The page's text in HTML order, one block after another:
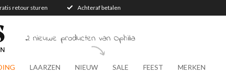
retour sturen Achteraf betalen
2 nieuwe producten van Ophilia
LAARZEN NIEUW SALE FEEST MERKEN